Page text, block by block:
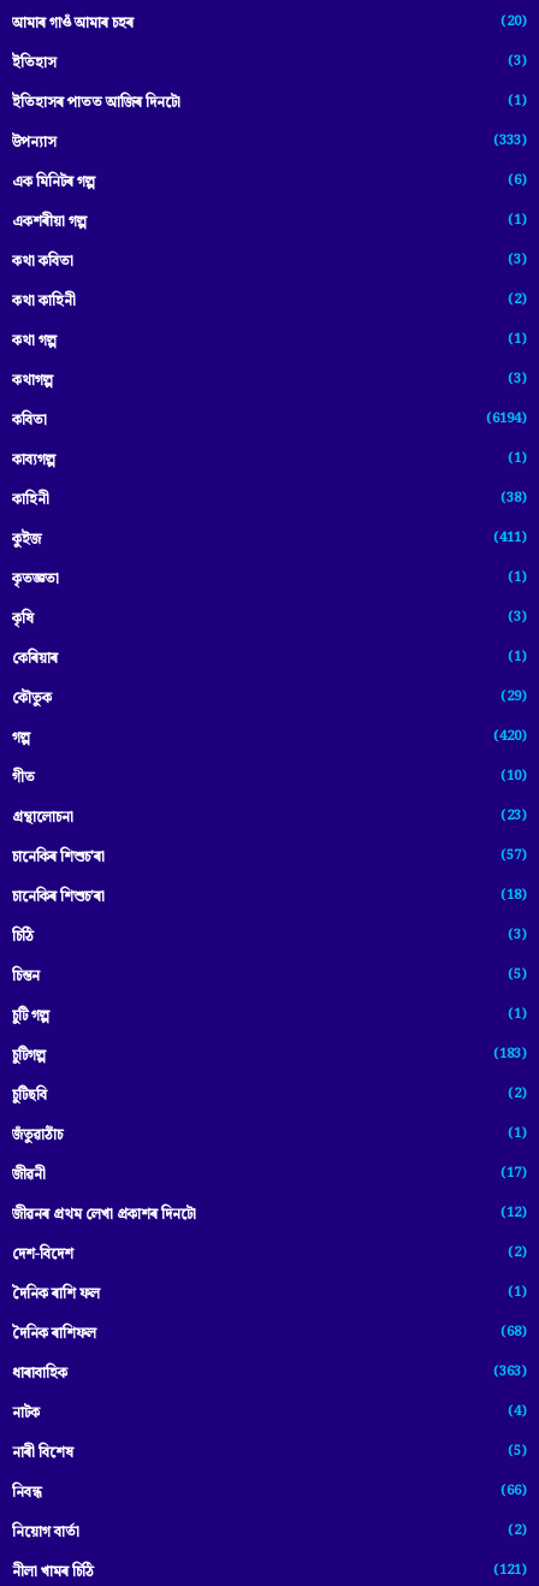
আমাৰ গাওঁ আমাৰ চহৰ (20)
ইতিহাস (3)
ইতিহাসৰ পাতত আজিৰ দিনটো (1)
উপন্যাস (333)
এক মিনিটৰ গল্প (6)
একশৰীয়া গল্প (1)
কথা কবিতা (3)
কথা কাহিনী (2)
কথা গল্প (1)
কথাগল্প (3)
কবিতা (6194)
কাব্যগল্প (1)
কাহিনী (38)
কুইজ (411)
কৃতজ্ঞতা (1)
কৃষি (3)
কেৰিয়াৰ (1)
কৌতুক (29)
গল্প (420)
গীত (10)
গ্ৰন্থালোচনা (23)
চানেকিৰ শিশুচ'ৰা (57)
চানেকিৰ শিশুচ’ৰা (18)
চিঠি (3)
চিন্তন (5)
চুটি গল্প (1)
চুটিগল্প (183)
চুটিছবি (2)
জঁতুৱাঠাঁচ (1)
জীৱনী (17)
জীৱনৰ প্ৰথম লেখা প্ৰকাশৰ দিনটো (12)
দেশ-বিদেশ (2)
দৈনিক ৰাশি ফল (1)
দৈনিক ৰাশিফল (68)
ধাৰাবাহিক (363)
নাটক (4)
নাৰী বিশেষ (5)
নিবন্ধ (66)
নিয়োগ বাৰ্তা (2)
নীলা খামৰ চিঠি (121)